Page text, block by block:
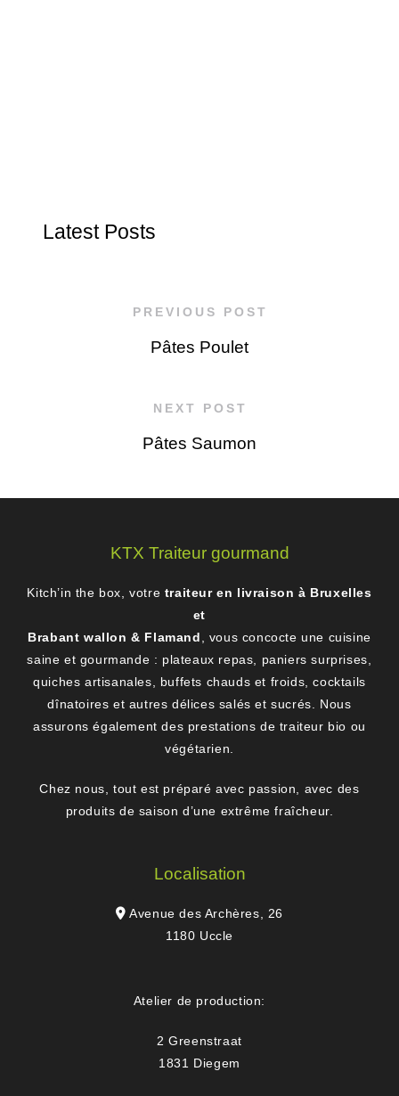
Latest Posts
PREVIOUS POST
Pâtes Poulet
NEXT POST
Pâtes Saumon
KTX Traiteur gourmand
Kitch’in the box, votre traiteur en livraison à Bruxelles
et
Brabant wallon & Flamand , vous concocte une cuisine
saine et gourmande : plateaux repas, paniers surprises,
quiches artisanales, buffets chauds et froids, cocktails
dînatoires et autres délices salés et sucrés. Nous
assurons également des prestations de traiteur bio ou
végétarien.
Chez nous, tout est préparé avec passion, avec des
produits de saison d’une extrême fraîcheur.
Localisation
Avenue des Archères, 26
1180 Uccle
Atelier de production:
2 Greenstraat
1831 Diegem